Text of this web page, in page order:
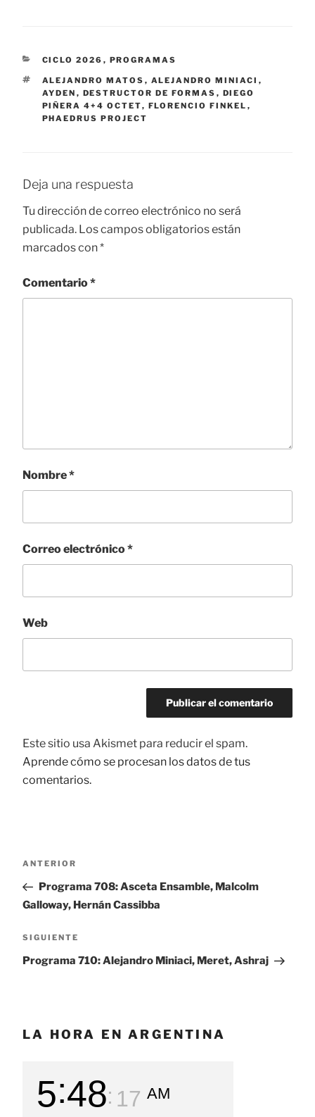
CATEGORÍAS
CICLO 2026 , PROGRAMAS
ETIQUETAS
ALEJANDRO MATOS , ALEJANDRO MINIACI ,
AYDEN , DESTRUCTOR DE FORMAS , DIEGO
PIÑERA 4+4 OCTET, FLORENCIO FINKEL ,
PHAEDRUS PROJECT
Deja una respuesta
Tu dirección de correo electrónico no será
publicada. Los campos obligatorios están
marcados con*
Comentario*
Nombre*
Correo electrónico*
Web
Este sitio usa Akismet para reducir el spam.
Aprende cómo se procesan los datos de tus
comentarios.
Navegación
entradas
Entrada
anterior:
ANTERIOR
Programa 708: Asceta Ensamble, Malcolm
Galloway, Hernán Cassibba
Siguiente
entrada
SIGUIENTE
Programa 710: Alejandro Miniaci, Meret, Ashraj
LA HORA EN ARGENTINA
5 48 18 AM